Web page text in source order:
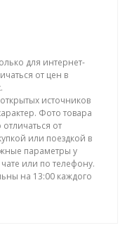
для интернет-
от цен в
источников
Фото товара
от
или поездкой в
параметры у
или по телефону.
на 13:00 каждого